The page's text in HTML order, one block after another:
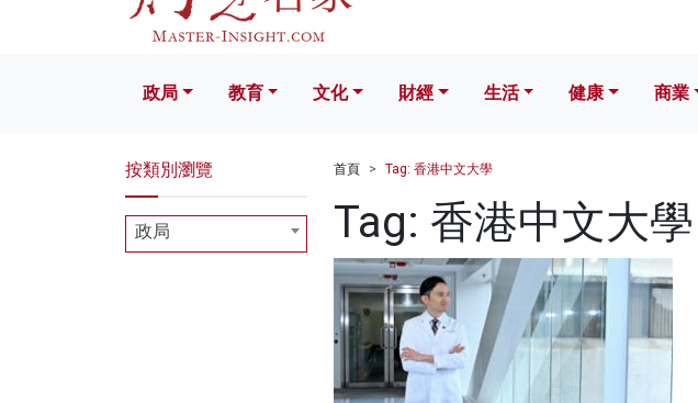
政局 教育 文化 財經 生活 健康 商業
首頁 Tag: 香港中文大學
Tag: 香港中文大學
按類別瀏覽
政局